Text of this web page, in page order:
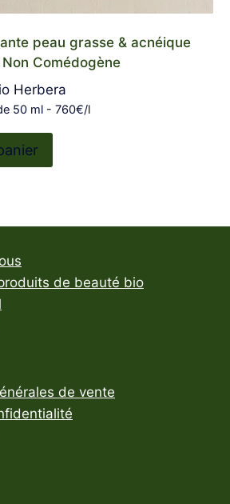
peau grasse & acnéique
Comédogène
Herbera
50 ml - 760€/l
de beauté bio
de vente